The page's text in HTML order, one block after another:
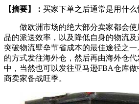
【摘要】： 买家下单之后通常是用什么
做欧洲市场的绝大部分卖家都会
品的派送效率，以及降低自身的物流
突破物流壁垒节省成本的最佳途径之
的方式发往海外仓，然后再由海外仓
中，当然也可以发往亚马逊FBA仓库
商卖家备战旺季。